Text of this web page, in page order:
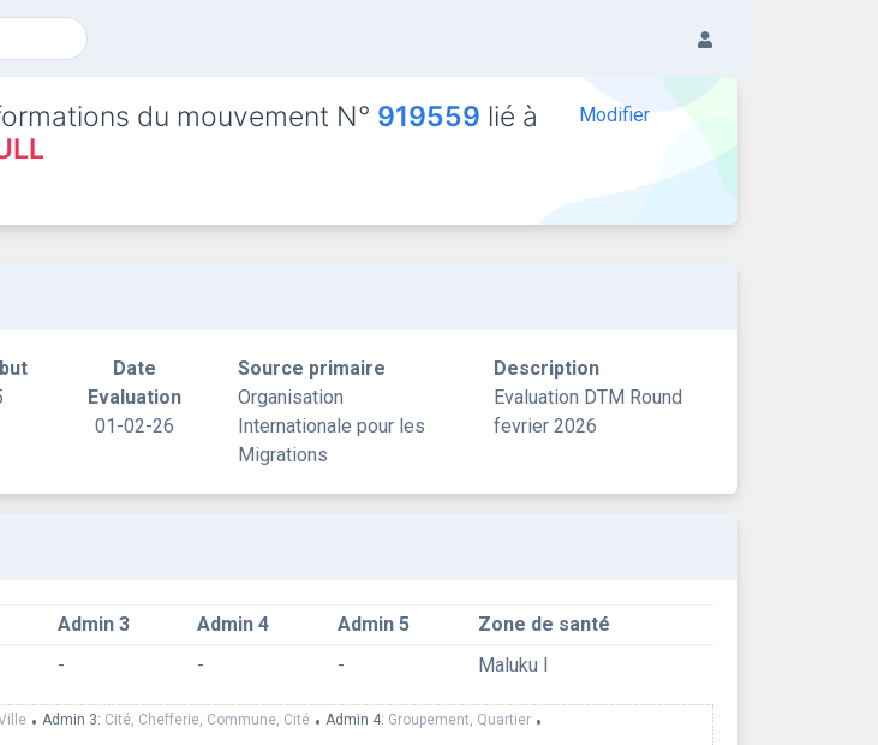
du mouvement N° 919559 lié à
Modifier
Date
Evaluation
01-02-26
Source primaire
Organisation
Internationale pour les
Migrations
Description
Evaluation DTM Round
fevrier 2026
Admin 3 Admin 4 Admin 5
Zone de santé
- - - Maluku I
• Admin 3: Cité, Chefferie, Commune, Cité • Admin 4: Groupement, Quartier •